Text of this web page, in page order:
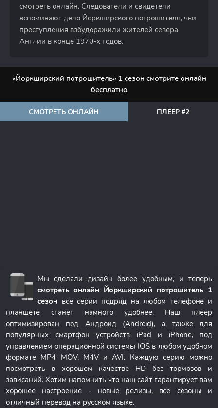
смотреть онлайн. Следователи и свидетели
вспоминают дело Йоркширского потрошителя, чьи
преступления взбудоражили жителей севера
Англии в конце 1970-х годов.
«Йоркширский потрошитель» 1 сезон смотрите онлайн
бесплатно
СМОТРЕТЬ ОНЛАЙН ПЛЕЕР #2
Мы сделали дизайн более удобным, и теперь
смотреть онлайн Йоркширский потрошитель 1
сезон все серии подряд на любом телефоне и
планшете станет намного удобнее. Наш плеер
оптимизирован под Андроид (Android), а также для
популярных смартфон устройств iPad и iPhone, под
управлением операционной системы IOS в любом удобном
формате MP4 MOV, M4V и AVI. Каждую серию можно
посмотреть в хорошем качестве HD без тормозов и
зависаний. Хотим напомнить что наш сайт гарантирует вам
хорошее настроение - новые релизы, все сезоны и
отличный перевод на русском языке.